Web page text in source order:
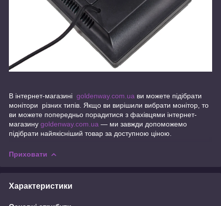
В інтернет-магазині goldenway.com.ua ви можете підібрати
монітори різних типів. Якщо ви вирішили вибрати монітор, то
ви можете попередньо порадитися з фахівцями інтернет-
магазину goldenway.com.ua — ми завжди допоможемо
підібрати найякісніший товар за доступною ціною.
Приховати
Характеристики